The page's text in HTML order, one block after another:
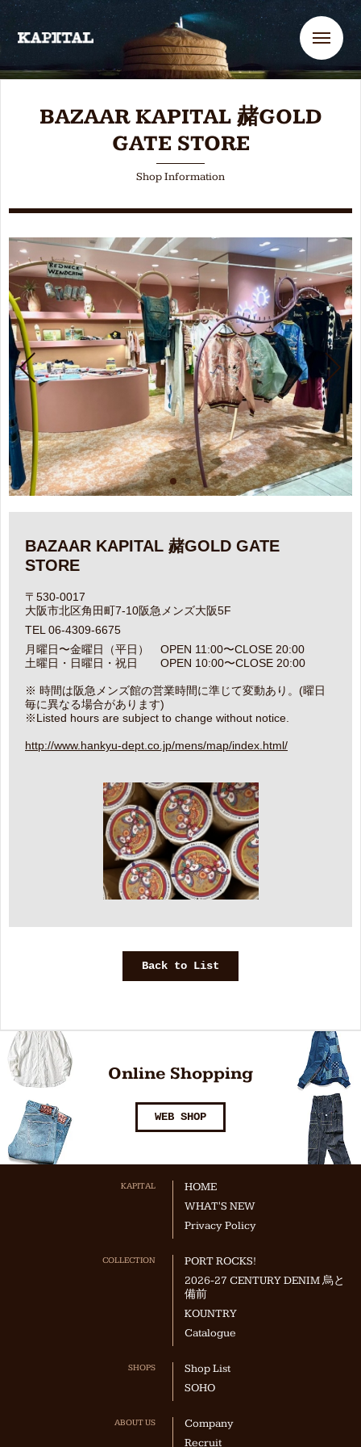
BAZAAR KAPITAL 赭GOLD
GATE STORE
Shop Information
BAZAAR KAPITAL 赭GOLD GATE
STORE
〒530-0017
大阪市北区角田町7-10阪急メンズ大阪5F
TEL 06-4309-6675
月曜日〜金曜日（平日） OPEN 11:00〜CLOSE 20:00
土曜日・日曜日・祝日 OPEN 10:00〜CLOSE 20:00
※ 時間は阪急メンズ館の営業時間に準じて変動あり。(曜日
毎に異なる場合があります)
※Listed hours are subject to change without notice.
http://www.hankyu-dept.co.jp/mens/map/index.html/
Back to List
Online Shopping
WEB SHOP
KAPITAL
HOME
WHAT'S NEW
Privacy Policy
COLLECTION
PORT ROCKS!
2026-27 CENTURY DENIM 烏と
備前
KOUNTRY
Catalogue
SHOPS
Shop List
SOHO
ABOUT US
Company
Recruit